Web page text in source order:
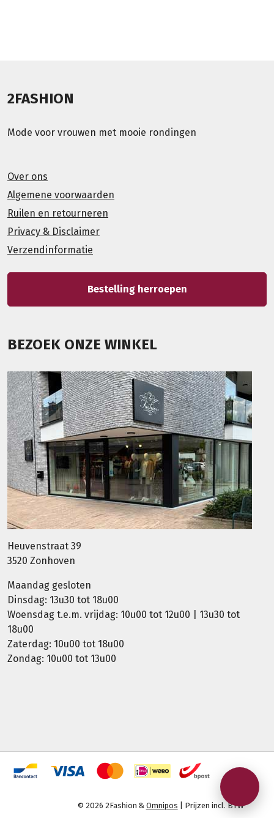
2FASHION
Mode voor vrouwen met mooie rondingen
Over ons
Algemene voorwaarden
Ruilen en retourneren
Privacy & Disclaimer
Verzendinformatie
Bestelling herroepen
BEZOEK ONZE WINKEL
Heuvenstraat 39
3520 Zonhoven
Maandag gesloten
Dinsdag: 13u30 tot 18u00
Woensdag t.e.m. vrijdag: 10u00 tot 12u00 | 13u30 tot
18u00
Zaterdag: 10u00 tot 18u00
Zondag: 10u00 tot 13u00
© 2026 2Fashion & Omnipos | Prijzen incl. BTW